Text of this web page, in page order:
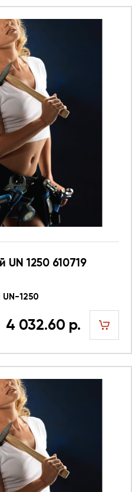
1250 610719
1250
4 032.60 р.